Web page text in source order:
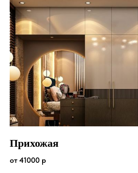
Прихожая
от 41000 р